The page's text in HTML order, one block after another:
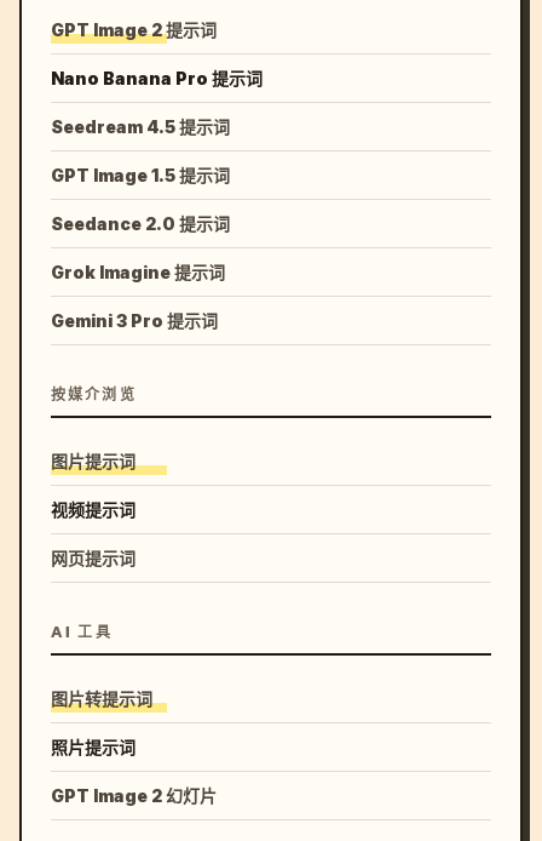
GPT Image 2 提示词
Nano Banana Pro 提示词
Seedream 4.5 提示词
GPT Image 1.5 提示词
Seedance 2.0 提示词
Grok Imagine 提示词
Gemini 3 Pro 提示词
按媒介浏览
图片提示词
视频提示词
网页提示词
AI 工具
图片转提示词
照片提示词
GPT Image 2 幻灯片